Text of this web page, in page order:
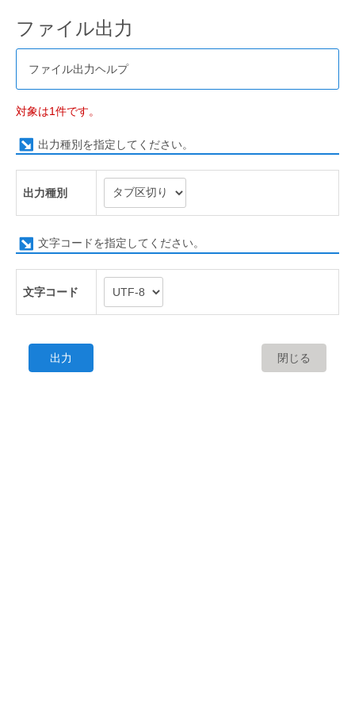
ファイル出力
ファイル出力ヘルプ
対象は1件です。
出力種別を指定してください。
出力種別
文字コードを指定してください。
文字コード